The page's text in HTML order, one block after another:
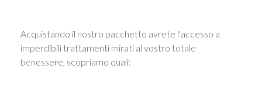
Acquistando il nostro pacchetto avrete l'accesso a
imperdibili trattamenti mirati al vostro totale
benessere, scopriamo quali: